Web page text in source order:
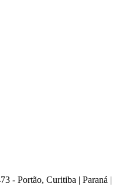
- Portão, Curitiba | Paraná |